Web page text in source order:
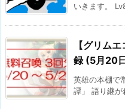
いきます。
【グリム
録 (5月20
英雄の本棚で
譚」 語り継が